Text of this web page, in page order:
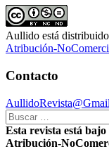
Aullido está
Atribución-
Contacto
Buscar:
Esta revista está
Atribución-